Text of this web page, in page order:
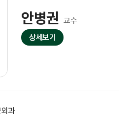
안병권 교수
상세보기
과